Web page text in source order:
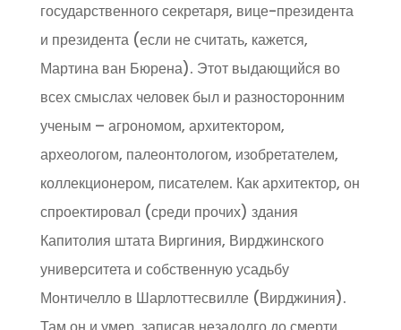
государственного секретаря, вице-президента
и президента (если не считать, кажется,
Мартина ван Бюрена). Этот выдающийся во
всех смыслах человек был и разносторонним
ученым – агрономом, архитектором,
археологом, палеонтологом, изобретателем,
коллекционером, писателем. Как архитектор, он
спроектировал (среди прочих) здания
Капитолия штата Виргиния, Вирджинского
университета и собственную усадьбу
Монтичелло в Шарлоттесвилле (Вирджиния).